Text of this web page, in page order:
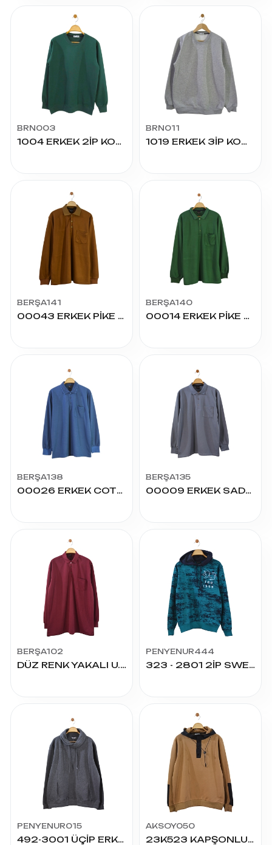
BRN003
1004 ERKEK 2İP KOMPAK SIFIR YAKA SWEAT
BRN011
1019 ERKEK 3İP KOMPAK SIFIR YAKA BATTAL SWEAT
BERŞA141
00043 ERKEK PİKE BATTAL U.KOL
BERŞA140
00014 ERKEK PİKE NORMAL U.KOL
BERŞA138
00026 ERKEK COTTON BATTAL U.KOL
BERŞA135
00009 ERKEK SADE U.KOL BATTAL ŞARDONLU
BERŞA102
DÜZ RENK YAKALI U.KOL BATTAL
PENYENUR444
323 - 2801 2İP SWEAT TSHIRT KAPŞONLU
PENYENUR015
492-3001 ÜÇİP ERKEK SWEAT
AKSOY050
23K523 KAPŞONLU KANGURU CEPLİ SWEAT